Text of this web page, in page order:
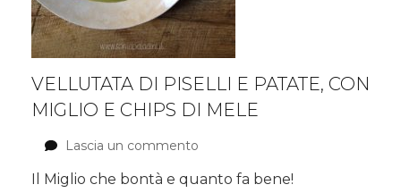
VELLUTATA DI PISELLI E PATATE, CON
MIGLIO E CHIPS DI MELE
Lascia un commento
di
Il Miglio che bontà e quanto fa bene!